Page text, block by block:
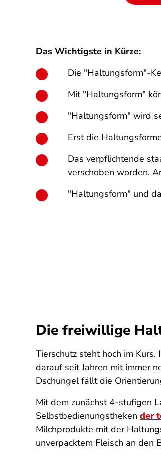
Das Wichtigste in Kürze:
Die "Haltungsform"-
Mit "Haltungsform"
"Haltungsform" wird
Erst die
Das verpflichtende
verschoben worden.
"Haltungsform" und
Die freiwillige
Tierschutz steht hoch im
darauf seit Jahren mit immer
Dschungel fällt die
Mit dem zunächst 4-stufigen
Selbstbedienungstheken der
Milchprodukte mit der
unverpacktem Fleisch an den